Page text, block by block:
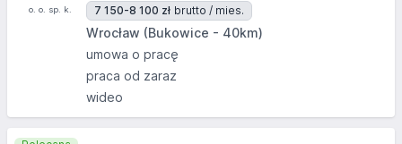
7 150-8 100 zł brutto / mies.
Wrocław (Bukowice - 40km)
umowa o pracę
praca od zaraz
wideo